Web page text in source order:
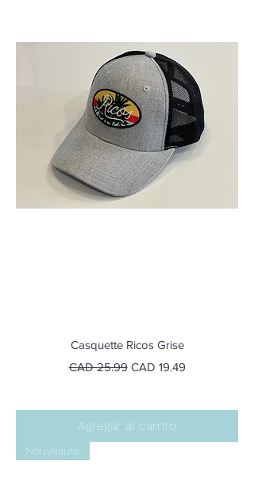
Casquette Ricos Grise
Precio
CAD 25.99 Precio de oferta
CAD 19.49
Agregar al carrito
Nouveauté